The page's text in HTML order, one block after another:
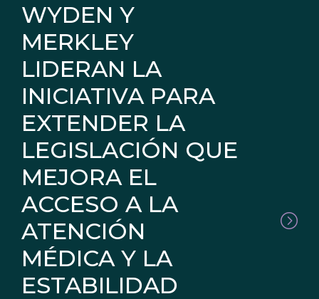
WYDEN Y
MERKLEY
LIDERAN LA
INICIATIVA PARA
EXTENDER LA
LEGISLACIÓN QUE
MEJORA EL
ACCESO A LA
ATENCIÓN
MÉDICA Y LA
ESTABILIDAD